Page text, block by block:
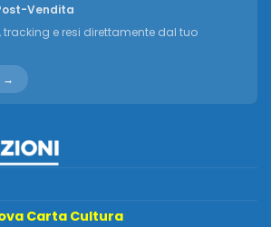
Vendita
tracking e resi direttamente dal tuo
→
Carta Cultura